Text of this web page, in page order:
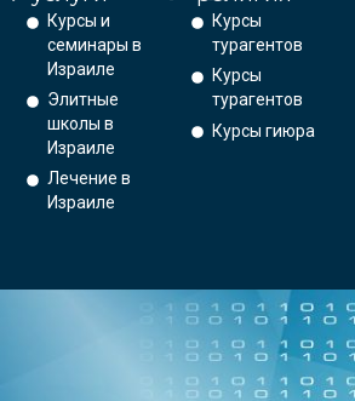
Курсы и
семинары в
Израиле
Элитные
школы в
Израиле
Лечение в
Израиле
Курсы
турагентов
Курсы
турагентов
Курсы гиюра